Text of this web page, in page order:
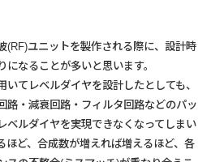
(RF)ユニットを製作される際に、設計時
なることが多いと思います。
いてレベルダイヤを設計したとしても、
路・減衰回路・フィルタ回路などのパッ
ベルダイヤを実現できなくなってしまい
ほど、合成数が増えれば増えるほど、各